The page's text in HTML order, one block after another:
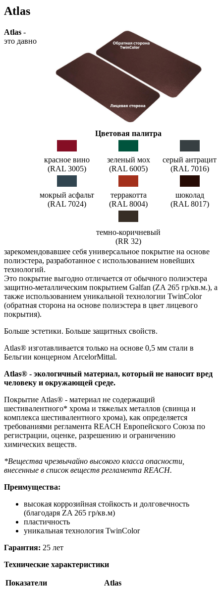
Atlas
Цветовая палитра
красное вино
(RAL 3005)
зеленый мох
(RAL 6005)
серый антрацит
(RAL 7016)
мокрый асфальт
(RAL 7024)
терракотта
(RAL 8004)
шоколад
(RAL 8017)
темно-коричневый
(RR 32)
Atlas -
это давно
зарекомендовавшее себя универсальное покрытие на основе
полиэстера, разработанное с использованием новейших
технологий.
Это покрытие выгодно отличается от обычного полиэстера
защитно-металлическим покрытием Galfan (ZA 265 гр/кв.м.), а
также использованием уникальной технологии TwinColor
(обратная сторона на основе полиэстера в цвет лицевого
покрытия).
Больше эстетики. Больше защитных свойств.
Atlas® изготавливается только на основе 0,5 мм стали в
Бельгии концерном ArcelorMittal.
Atlas® - экологичный материал, который не наносит вред
человеку и окружающей среде.
Покрытие Atlas® - материал не содержащий
шестивалентного* хрома и тяжелых металлов (свинца и
комплекса шестивалентного хрома), как определяется
требованиями регламента REACH Европейского Союза по
регистрации, оценке, разрешению и ограничению
химических веществ.
*Вещества чрезвычайно высокого класса опасности,
внесенные в список веществ регламента REACH.
Преимущества:
высокая коррозийная стойкость и долговечность
(благодаря ZA 265 гр/кв.м)
пластичность
уникальная технология TwinColor
Гарантия: 25 лет
Технические характеристики
Показатели
Atlas